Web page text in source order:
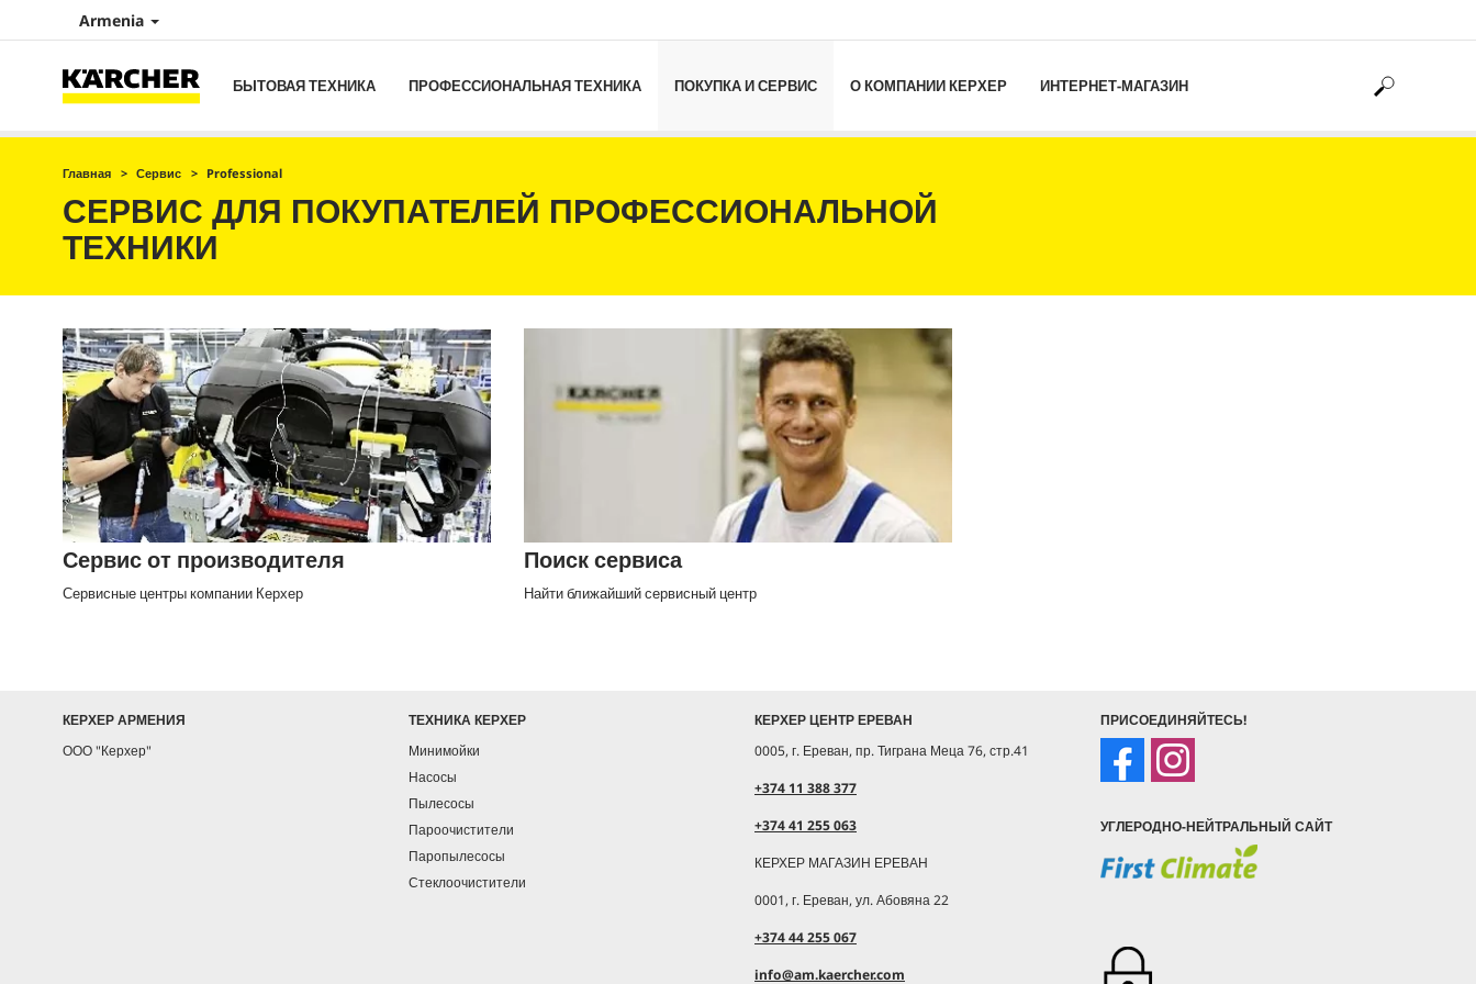
Armenia
БЫТОВАЯ ТЕХНИКА ПРОФЕССИОНАЛЬНАЯ ТЕХНИКА ПОКУПКА И СЕРВИС О КОМПАНИИ КЕРХЕР ИНТЕРНЕТ-МАГАЗИН
Главная Сервис Professional
СЕРВИС ДЛЯ ПОКУПАТЕЛЕЙ ПРОФЕССИОНАЛЬНОЙ
ТЕХНИКИ
Сервис от производителя
Сервисные центры компании Керхер
Поиск сервиса
Найти ближайший сервисный центр
КЕРХЕР АРМЕНИЯ
ООО "Керхер"
ТЕХНИКА КЕРХЕР
Минимойки
Насосы
Пылесосы
Пароочистители
Паропылесосы
Стеклоочистители
КЕРХЕР ЦЕНТР ЕРЕВАН
0005, г. Ереван, пр. Тиграна Меца 76, стр.41
+374 11 388 377
+374 41 255 063
КЕРХЕР МАГАЗИН ЕРЕВАН
0001, г. Ереван, ул. Абовяна 22
+374 44 255 067
info@am.kaercher.com
ПРИСОЕДИНЯЙТЕСЬ!
УГЛЕРОДНО-НЕЙТРАЛЬНЫЙ САЙТ